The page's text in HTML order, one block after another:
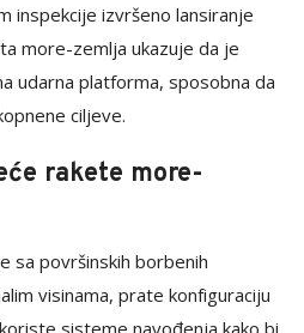
inspekcije izvršeno lansiranje
more-zemlja ukazuje da je
udarna platforma, sposobna da
ciljeve.
rakete more-
sa površinskih borbenih
visinama, prate konfiguraciju
sisteme navođenja kako bi